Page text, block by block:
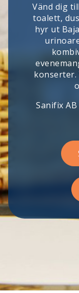
Big Bass
Vänd dig
toalett,
hyr ut
konserter.
Sanifix